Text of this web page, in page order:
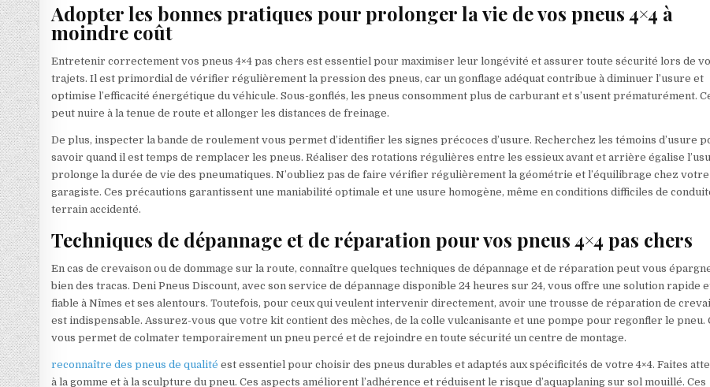
Adopter les bonnes pratiques pour prolonger la vie de vos pneus 4×4 à
moindre coût
Entretenir correctement vos pneus 4×4 pas chers est essentiel pour maximiser leur longévité et assurer toute sécurité lors de
trajets. Il est primordial de vérifier régulièrement la pression des pneus, car un gonflage adéquat contribue à diminuer l’usure et
optimise l’efficacité énergétique du véhicule. Sous-gonflés, les pneus consomment plus de carburant et s’usent prématurément.
peut nuire à la tenue de route et allonger les distances de freinage.
De plus, inspecter la bande de roulement vous permet d’identifier les signes précoces d’usure. Recherchez les témoins d’usure
savoir quand il est temps de remplacer les pneus. Réaliser des rotations régulières entre les essieux avant et arrière égalise
prolonge la durée de vie des pneumatiques. N’oubliez pas de faire vérifier régulièrement la géométrie et l’équilibrage chez votre
garagiste. Ces précautions garantissent une maniabilité optimale et une usure homogène, même en conditions difficiles de
terrain accidenté.
Techniques de dépannage et de réparation pour vos pneus 4×4 pas chers
En cas de crevaison ou de dommage sur la route, connaître quelques techniques de dépannage et de réparation peut vous
bien des tracas. Deni Pneus Discount, avec son service de dépannage disponible 24 heures sur 24, vous offre une solution rapide
fiable à Nîmes et ses alentours. Toutefois, pour ceux qui veulent intervenir directement, avoir une trousse de réparation de
est indispensable. Assurez-vous que votre kit contient des mèches, de la colle vulcanisante et une pompe pour regonfler le pneu.
vous permet de colmater temporairement un pneu percé et de rejoindre en toute sécurité un centre de montage.
reconnaître des pneus de qualité est essentiel pour choisir des pneus durables et adaptés aux spécificités de votre 4×4. Faites
à la gomme et à la sculpture du pneu. Ces aspects améliorent l’adhérence et réduisent le risque d’aquaplaning sur sol mouillé. Ces